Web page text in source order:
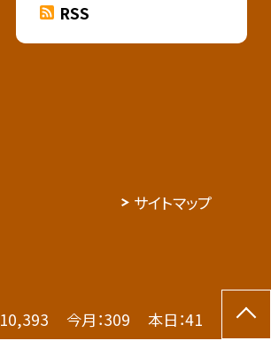
RSS
サイトマップ
10,393 今月：309 本日：41